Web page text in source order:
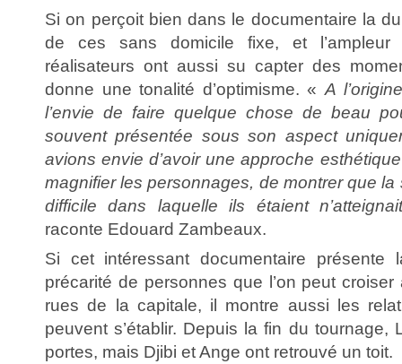
Si on perçoit bien dans le documentaire la
de ces sans domicile fixe, et l’ampleur
réalisateurs ont aussi su capter des
donne une tonalité d’optimisme. « A
l’envie de faire quelque chose de beau
souvent présentée sous son aspect
avions envie d’avoir une approche
magnifier les personnages, de montrer que
difficile dans laquelle ils étaient
raconte Edouard Zambeaux.
Si cet intéressant documentaire présente
précarité de personnes que l’on peut
rues de la capitale, il montre aussi les
peuvent s’établir. Depuis la fin du tournage,
portes, mais Djibi et Ange ont retrouvé un toit.